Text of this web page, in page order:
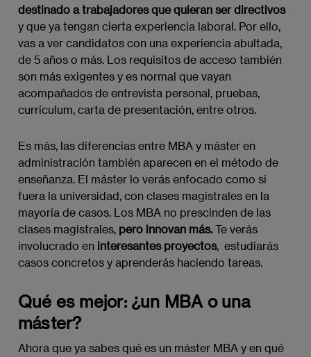
destinado a trabajadores que quieran ser directivos
y que ya tengan cierta experiencia laboral. Por ello,
vas a ver candidatos con una experiencia abultada,
de 5 años o más. Los requisitos de acceso también
son más exigentes y es normal que vayan
acompañados de entrevista personal, pruebas,
currículum, carta de presentación, entre otros.
Es más, las diferencias entre MBA y máster en
administración también aparecen en el método de
enseñanza. El máster lo verás enfocado como si
fuera la universidad, con clases magistrales en la
mayoría de casos. Los MBA no prescinden de las
clases magistrales, pero innovan más. Te verás
involucrado en interesantes proyectos, estudiarás
casos concretos y aprenderás haciendo tareas.
Qué es mejor: ¿un MBA o una
máster?
Ahora que ya sabes qué es un máster MBA y en qué